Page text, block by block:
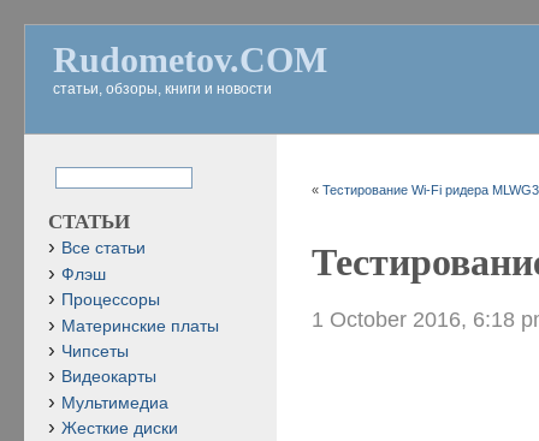
Rudometov.COM
статьи, обзоры, книги и новости
«Тестирование Wi-Fi ридера
1 October 2016, 6:18
СТАТЬИ
Все статьи
Флэш
Процессоры
Материнские платы
Чипсеты
Видеокарты
Мультимедиа
Жесткие диски